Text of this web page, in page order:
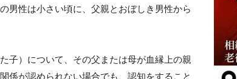
男性は小さい頃に、父親とおぼしき男性から
子）について、その父または母が血縁上の親
係が認められない場合でも、認知をすること